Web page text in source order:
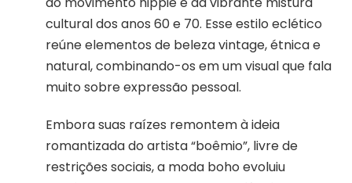
cultural dos anos 60 e 70. Esse estilo eclético
reúne elementos de beleza vintage, étnica e
natural, combinando-os em um visual que fala
muito sobre expressão pessoal.
Embora suas raízes remontem à ideia
romantizada do artista “boêmio”, livre de
restrições sociais, a moda boho evoluiu